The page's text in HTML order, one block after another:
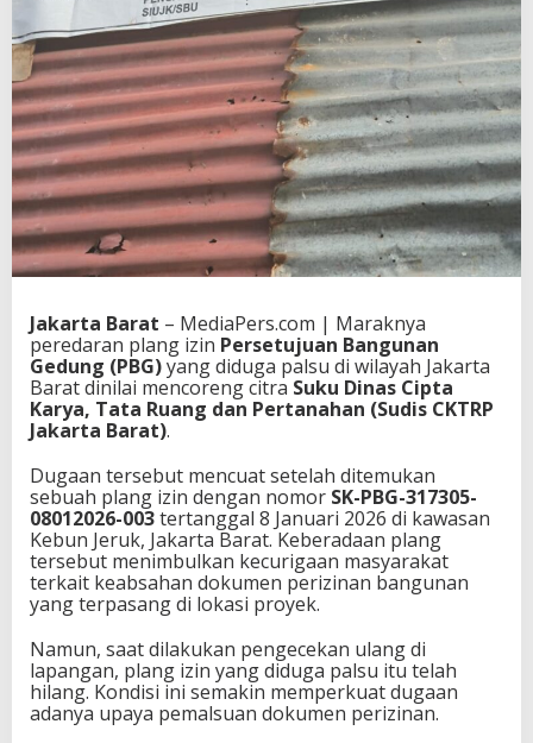
Jakarta Barat – MediaPers.com | Maraknya
peredaran plang izin Persetujuan Bangunan
Gedung (PBG)yang diduga palsu di wilayah Jakarta
Barat dinilai mencoreng citra Suku Dinas Cipta
Karya, Tata Ruang dan Pertanahan (Sudis CKTRP
Jakarta Barat).
Dugaan tersebut mencuat setelah ditemukan
sebuah plang izin dengan nomor SK-PBG-317305-
08012026-003tertanggal 8 Januari 2026 di kawasan
Kebun Jeruk, Jakarta Barat. Keberadaan plang
tersebut menimbulkan kecurigaan masyarakat
terkait keabsahan dokumen perizinan bangunan
yang terpasang di lokasi proyek.
Namun, saat dilakukan pengecekan ulang di
lapangan, plang izin yang diduga palsu itu telah
hilang. Kondisi ini semakin memperkuat dugaan
adanya upaya pemalsuan dokumen perizinan.